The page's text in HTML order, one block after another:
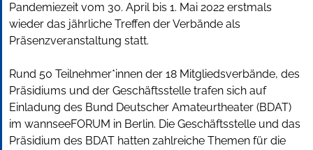
Pandemiezeit vom 30. April bis 1. Mai 2022 erstmals
wieder das jährliche Treffen der Verbände als
Präsenzveranstaltung statt.
Rund 50 Teilnehmer*innen der 18 Mitgliedsverbände, des
Präsidiums und der Geschäftsstelle trafen sich auf
Einladung des Bund Deutscher Amateurtheater (BDAT)
im wannseeFORUM in Berlin. Die Geschäftsstelle und das
Präsidium des BDAT hatten zahlreiche Themen für die